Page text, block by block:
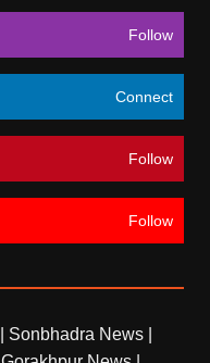
Follow
Connect
Follow
Follow
Sonbhadra News